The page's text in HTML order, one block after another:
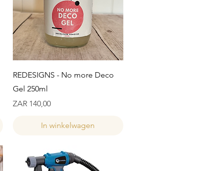
Snel overzicht
REDESIGNS - No more Deco
Gel 250ml
Prijs
ZAR 140,00
In winkelwagen